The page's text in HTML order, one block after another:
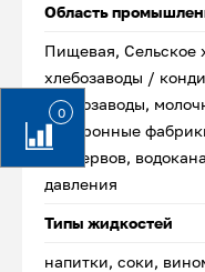
0
Область
Пищевая, Сельское
хлебозаводы /
маслозаводы,
макаронные
консервов,
давления
Типы жидкостей
напитки, соки,